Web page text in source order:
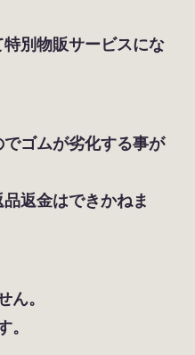
別物販サービスにな
ゴムが劣化する事が
返金はできかねま
。